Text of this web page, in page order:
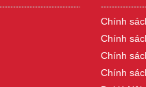
Chính
Chính
Chính
Chính